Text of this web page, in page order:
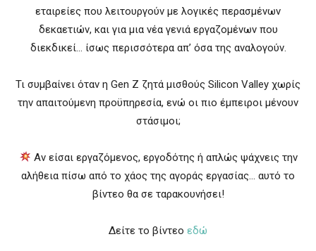
εταιρείες που λειτουργούν με λογικές περασμένων
δεκαετιών, και για μια νέα γενιά εργαζομένων που
διεκδικεί… ίσως περισσότερα απ’ όσα της αναλογούν.
Τι συμβαίνει όταν η Gen Z ζητά μισθούς Silicon Valley χωρίς
την απαιτούμενη προϋπηρεσία, ενώ οι πιο έμπειροι μένουν
στάσιμοι;
Αν είσαι εργαζόμενος, εργοδότης ή απλώς ψάχνεις την
αλήθεια πίσω από το χάος της αγοράς εργασίας… αυτό το
βίντεο θα σε ταρακουνήσει!
Δείτε το βίντεο εδώ